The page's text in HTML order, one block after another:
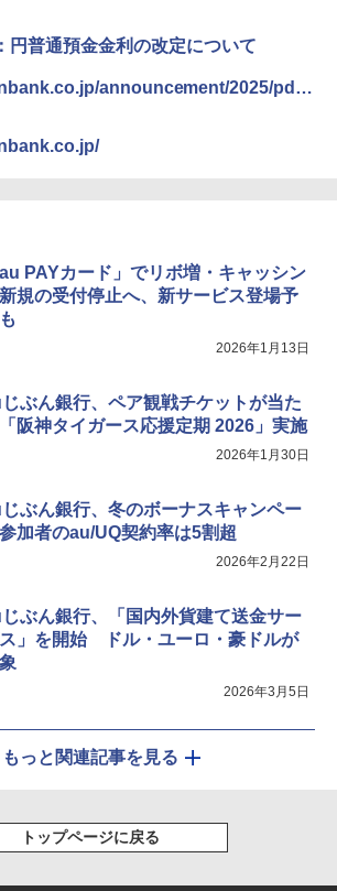
円普通預金金利の改定について
announcement/2025/pdf/
au PAYカード」でリボ増・キャッシン
規の受付停止へ、新サービス登場予
2026年1月13日
ぶん銀行、ペア観戦チケットが当た
阪神タイガース応援定期 2026」実施
2026年1月30日
ぶん銀行、冬のボーナスキャンペー
加者のau/UQ契約率は5割超
2026年2月22日
ぶん銀行、「国内外貨建て送金サー
」を開始 ドル・ユーロ・豪ドルが
2026年3月5日
もっと関連記事を見る
トップページに戻る